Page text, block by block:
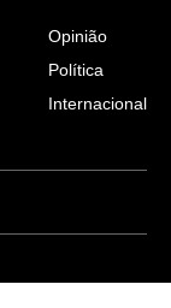
Opinião
Política
Internacional